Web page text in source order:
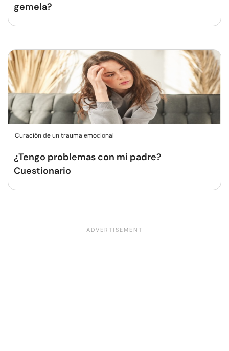
gemela?
Curación de un trauma emocional
¿Tengo problemas con mi padre?
Cuestionario